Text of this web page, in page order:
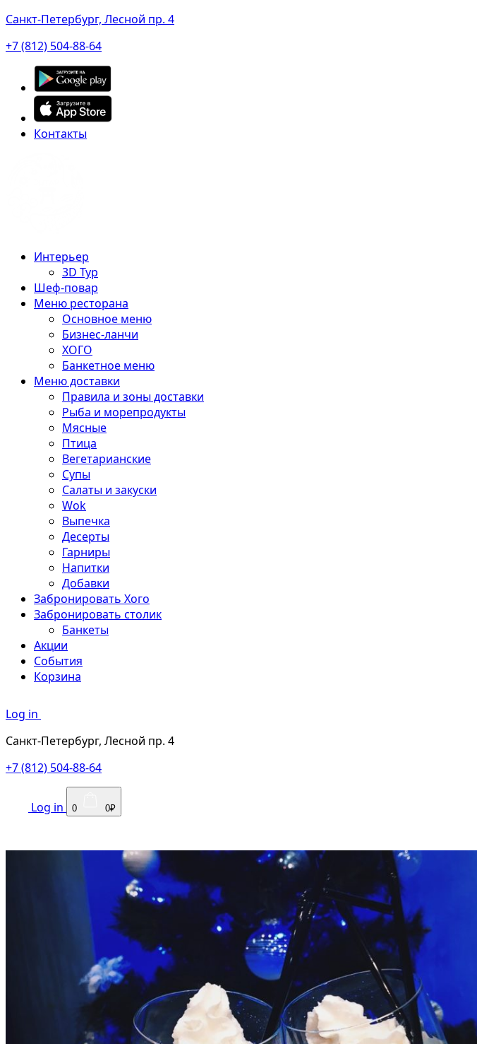
Санкт-Петербург, Лесной пр. 4
+7 (812) 504-88-64
Контакты
Интерьер
3D Тур
Шеф-повар
Меню ресторана
Основное меню
Бизнес-ланчи
ХОГО
Банкетное меню
Меню доставки
Правила и зоны доставки
Рыба и морепродукты
Мясные
Птица
Вегетарианские
Супы
Салаты и закуски
Wok
Выпечка
Десерты
Гарниры
Напитки
Добавки
Забронировать Хого
Забронировать столик
Банкеты
Акции
События
Корзина
Log in
Санкт-Петербург, Лесной пр. 4
+7 (812) 504-88-64
Log in 0 0₽